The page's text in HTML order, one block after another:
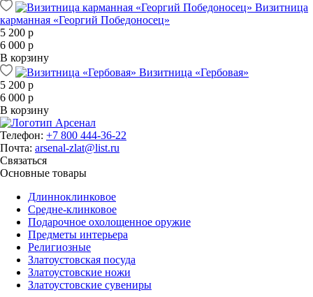
Визитница
карманная «Георгий Победоносец»
5 200 р
6 000 р
В корзину
Визитница «Гербовая»
5 200 р
6 000 р
В корзину
Телефон: +7 800 444-36-22
Почта: arsenal-zlat@list.ru
Связаться
Основные товары
Длинноклинковое
Средне-клинковое
Подарочное охолощенное оружие
Предметы интерьера
Религиозные
Златоустовская посуда
Златоустовские ножи
Златоустовские сувениры